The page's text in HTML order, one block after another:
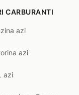
CARBURANTI
azi
azi
azi